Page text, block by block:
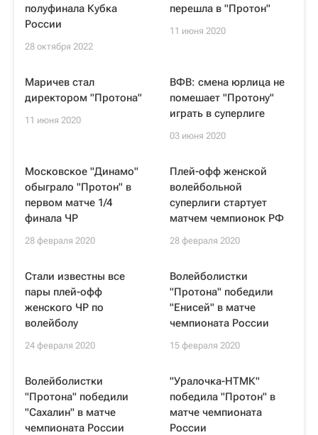
полуфинала Кубка
России
28 октября 2022
перешла в "Протон"
11 июня 2020
Маричев стал
директором "Протона"
11 июня 2020
ВФВ: смена юрлица не
помешает "Протону"
играть в суперлиге
03 июня 2020
Московское "Динамо"
обыграло "Протон" в
первом матче 1/4
финала ЧР
28 февраля 2020
Плей-офф женской
волейбольной
суперлиги стартует
матчем чемпионок РФ
28 февраля 2020
Стали известны все
пары плей-офф
женского ЧР по
волейболу
24 февраля 2020
Волейболистки
"Протона" победили
"Енисей" в матче
чемпионата России
15 февраля 2020
Волейболистки
"Протона" победили
"Сахалин" в матче
чемпионата России
"Уралочка-НТМК"
победила "Протон" в
матче чемпионата
России